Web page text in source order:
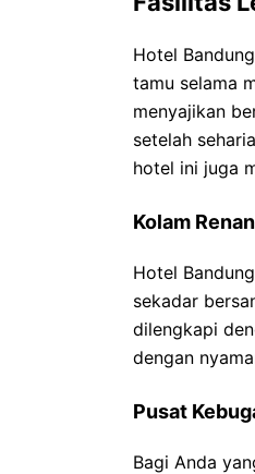
Hotel
tamu selama
menyajikan
setelah
hotel ini juga
Kolam
Hotel
sekadar
dilengkapi
dengan
Pusat
Bagi Anda